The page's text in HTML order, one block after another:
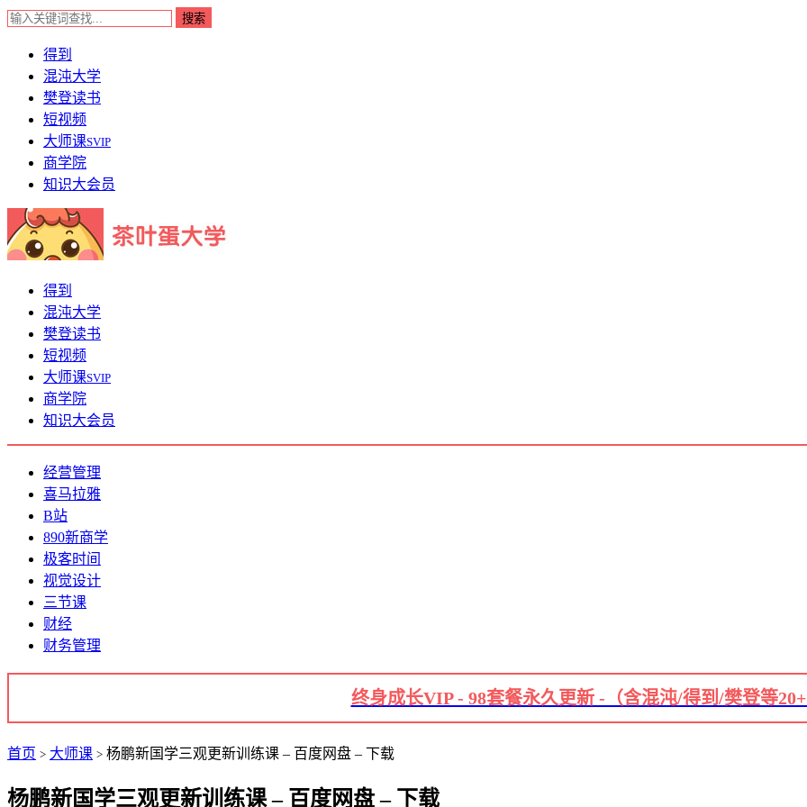
得到
混沌大学
樊登读书
短视频
大师课SVIP
商学院
知识大会员
得到
混沌大学
樊登读书
短视频
大师课SVIP
商学院
知识大会员
经营管理
喜马拉雅
B站
890新商学
极客时间
视觉设计
三节课
财经
财务管理
终身成长VIP - 98套餐永久更新 -（含混沌/得到/樊登等
首页 > 大师课 > 杨鹏新国学三观更新训练课 – 百度网盘 – 下载
杨鹏新国学三观更新训练课 – 百度网盘 – 下载